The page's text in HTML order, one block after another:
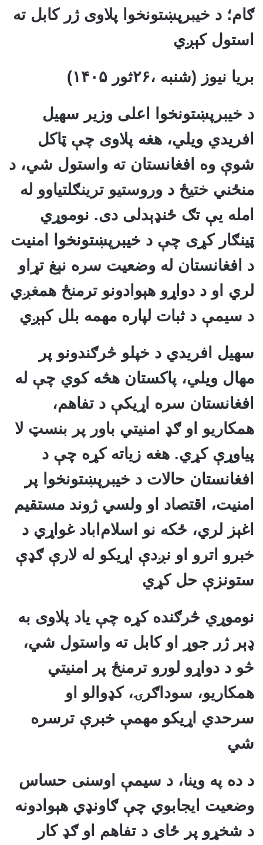
ګام؛ د خیبرپښتونخوا پلاوی ژر کابل ته
استول کېږي
بریا نیوز (شنبه ،۲۶ثور ۱۴۰۵)
د خیبرپښتونخوا اعلی وزیر سهیل
افریدي ویلي، هغه پلاوی چې ټاکل
شوې وه افغانستان ته واستول شي، د
منځني ختیځ د وروستیو ترینګلتیاوو له
امله یې تګ ځنډېدلی دی. نوموړي
ټینګار کړی چې د خیبرپښتونخوا امنیت
د افغانستان له وضعیت سره نېغ تړاو
لري او د دواړو هېوادونو ترمنځ همغږي
د سیمې د ثبات لپاره مهمه بلل کېږي
سهیل افریدي د خپلو څرګندونو پر
مهال ویلي، پاکستان هڅه کوي چې له
افغانستان سره اړیکې د تفاهم،
همکاریو او ګډ امنیتي باور پر بنسټ لا
پیاوړې کړي. هغه زیاته کړه چې د
افغانستان حالات د خیبرپښتونخوا پر
امنیت، اقتصاد او ولسي ژوند مستقیم
اغېز لري، ځکه نو اسلام‌اباد غواړي د
خبرو اترو او نږدې اړیکو له لارې ګډې
ستونزې حل کړي
نوموړي څرګنده کړه چې یاد پلاوی به
ډېر ژر جوړ او کابل ته واستول شي،
څو د دواړو لورو ترمنځ پر امنیتي
همکاریو، سوداګرۍ، کډوالو او
سرحدي اړیکو مهمې خبرې ترسره
شي
د ده په وینا، د سیمې اوسنی حساس
وضعیت ایجابوي چې ګاونډي هېوادونه
د شخړو پر ځای د تفاهم او ګډ کار